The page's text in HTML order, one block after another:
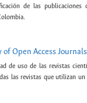
de las publicaciones
of Open Access Journals
de uso de las revistas
las revistas que utilizan